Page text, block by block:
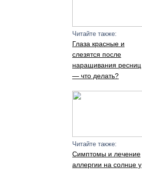
Читайте также:
Глаза красные и
слезятся после
наращивания ресниц
— что делать?
Читайте также:
Симптомы и лечение
аллергии на солнце у